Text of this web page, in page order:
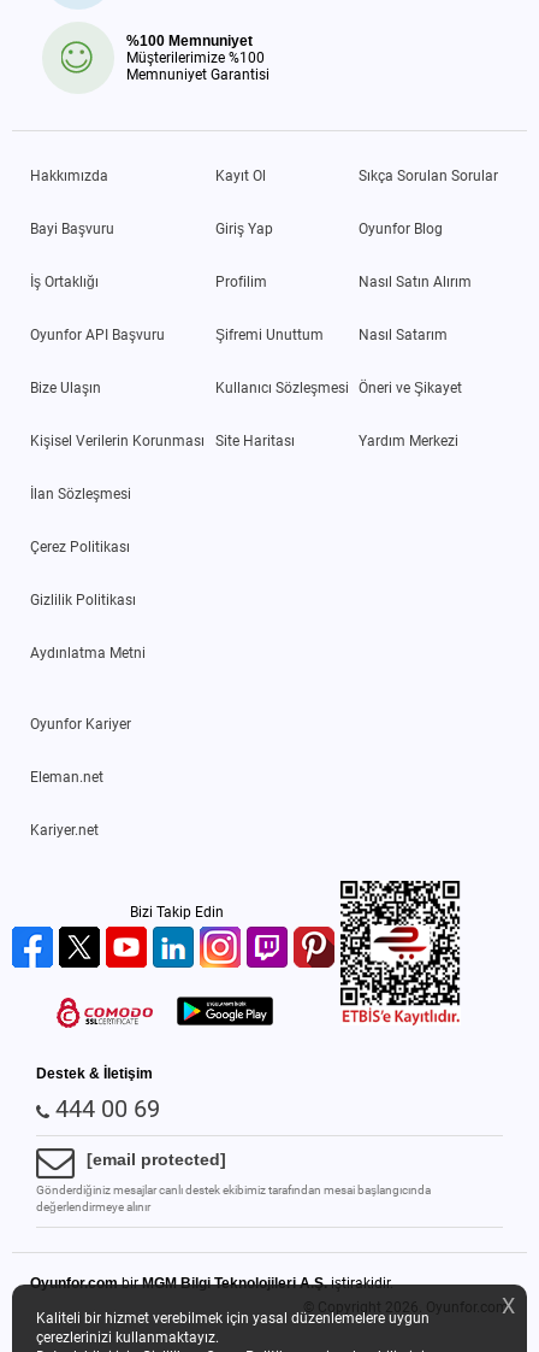
X
Kaliteli bir hizmet verebilmek için yasal düzenlemelere uygun
çerezlerinizi kullanmaktayız.
%100 Memnuniyet
Müşterilerimize %100
Memnuniyet Garantisi
Hakkımızda
Bayi Başvuru
İş Ortaklığı
Oyunfor API Başvuru
Bize Ulaşın
Kişisel Verilerin Korunması
İlan Sözleşmesi
Çerez Politikası
Gizlilik Politikası
Aydınlatma Metni
Kayıt Ol
Giriş Yap
Profilim
Şifremi Unuttum
Kullanıcı Sözleşmesi
Site Haritası
Sıkça Sorulan Sorular
Oyunfor Blog
Nasıl Satın Alırım
Nasıl Satarım
Öneri ve Şikayet
Yardım Merkezi
Oyunfor Kariyer
Eleman.net
Kariyer.net
Bizi Takip Edin
Destek & İletişim
444 00 69
[email protected]
Gönderdiğiniz mesajlar canlı destek ekibimiz tarafından mesai başlangıcında
değerlendirmeye alınır
Oyunfor.combirMGM Bilgi Teknolojileri A.Ş.iştirakidir.
© Copyright 2026.
Oyunfor.com